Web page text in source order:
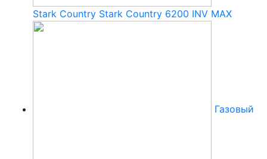
Stark Country Stark Country 6200 INV MAX
Газовый